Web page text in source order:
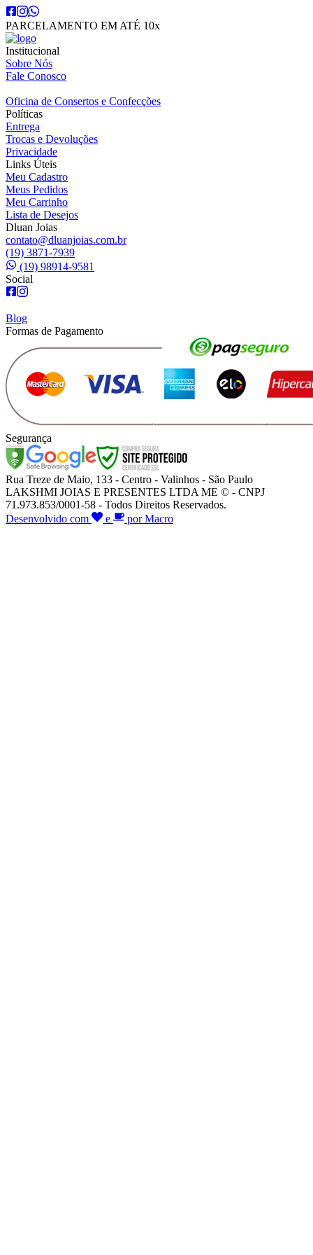
PARCELAMENTO EM ATÉ 10x
Institucional
Sobre Nós
Fale Conosco
Oficina de Consertos e Confecções
Políticas
Entrega
Trocas e Devoluções
Privacidade
Links Úteis
Meu Cadastro
Meus Pedidos
Meu Carrinho
Lista de Desejos
Dluan Joias
contato@dluanjoias.com.br
(19) 3871-7939
(19) 98914-9581
Social
Blog
Formas de Pagamento
Segurança
Rua Treze de Maio, 133 - Centro - Valinhos - São Paulo
LAKSHMI JOIAS E PRESENTES LTDA ME © - CNPJ
71.973.853/0001-58 - Todos Direitos Reservados.
Desenvolvido com
e por Macro